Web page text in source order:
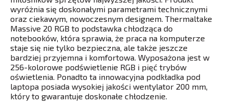
wyróżnia się doskonałymi parametrami technicznymi
oraz ciekawym, nowoczesnym designem. Thermaltake
Massive 20 RGB to podstawka chłodząca do
notebooków, która sprawia, że praca na komputerze
staje się nie tylko bezpieczna, ale także jeszcze
bardziej przyjemna i komfortowa. Wyposażona jest w
256-kolorowe podświetlenie RGB i pięć trybów
oświetlenia. Ponadto ta innowacyjna podkładka pod
laptopa posiada wysokiej jakości wentylator 200 mm,
który to gwarantuje doskonałe chłodzenie.